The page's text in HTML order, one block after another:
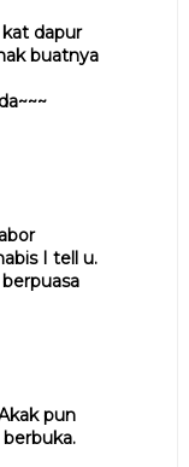
dapur
buatnya
I tell u.
pun